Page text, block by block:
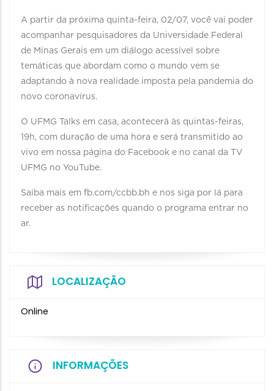
A partir da próxima quinta-feira, 02/07, você vai poder
acompanhar pesquisadores da Universidade Federal
de Minas Gerais em um diálogo acessível sobre
temáticas que abordam como o mundo vem se
adaptando à nova realidade imposta pela pandemia do
novo coronavírus.
O UFMG Talks em casa, acontecerá às quintas-feiras,
19h, com duração de uma hora e será transmitido ao
vivo em nossa página do Facebook e no canal da TV
UFMG no YouTube.
Saiba mais em fb.com/ccbb.bh e nos siga por lá para
receber as notificaçõés quando o programa entrar no
ar.
LOCALIZAÇÃO
Online
INFORMAÇÕES